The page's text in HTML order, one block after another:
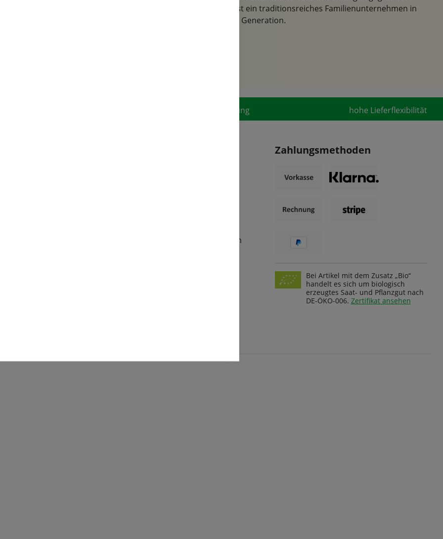
und ist ein traditionsreiches Familienunternehmen in
der 6. Generation.
Service langjährige Branchenerfahrung hohe Lieferflexibilität
erreichbar unter:
0
über eine Nachricht!
Zahlungs- & Versandbedingungen
Zahlungsmethoden
Bei Artikel mit dem Zusatz „Bio“
handelt es sich um biologisch
erzeugtes Saat- und Pflanzgut nach
DE-ÖKO-006. Zertifikat ansehen